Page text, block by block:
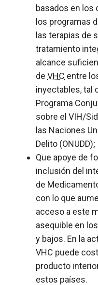
basados en
los programas
las terapias de
tratamiento
alcance
de VHC entre
inyectables, tal
Programa
sobre el VIH/
las Naciones
Delito (ONUDD);
Que apoye de
inclusión del
de
con lo que
acceso a este
asequible en
y bajos. En la
VHC puede
producto
estos países.